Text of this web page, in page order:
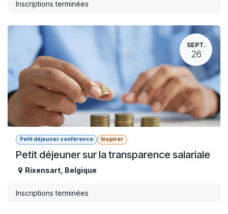
Inscriptions terminées
SEPT.
26
Petit déjeuner conférence Inspirer
Petit déjeuner sur la transparence salariale
Rixensart Belgique
Inscriptions terminées